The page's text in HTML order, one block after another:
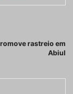
rastreio em
Abiul